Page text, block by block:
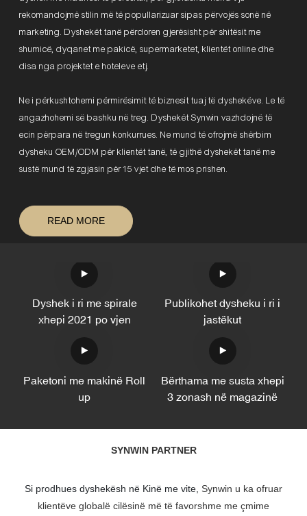
rekomandojmë stilin më të popullarizuar sipas përvojës sonë në
marketing. Dyshekët tanë përdoren gjerësisht për shitësit me
shumicë, dyqanet me pakicë, supermarketet, klientët online dhe
disa nga projektet e hoteleve etj.
Ne i përkushtohemi përmirësimit të biznesit tuaj të dyshekëve. Le të
angazhohemi së bashku në treg. Dyshekët Synwin vazhdojnë të
ecin përpara në tregun konkurrues. Ne mund të ofrojmë shërbim
dysheku OEM/ODM për klientët tanë, të gjithë dyshekët tanë me
sustë mund të zgjasin për 15 vjet dhe të mos prishen.
READ MORE
Dyshek i ri me spirale
xhepi 2021 po vjen
Publikohet dysheku i ri i
jastëkut
Paketoni me makinë Roll
up
Bërthama me susta xhepi
3 zonash në magazinë
SYNWIN PARTNER
Si prodhues dyshekësh në Kinë me vite, Synwin u ka ofruar
klientëve globalë cilësinë më të favorshme me çmime